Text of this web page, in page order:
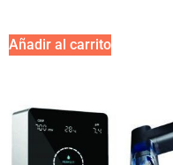
Añadir al carrito